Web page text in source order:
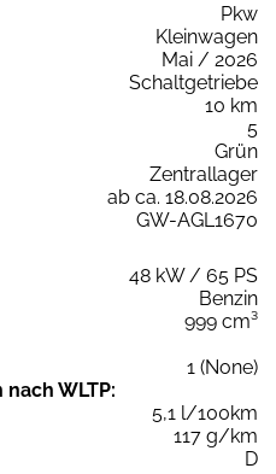
Pkw
Kleinwagen
Mai / 2026
Schaltgetriebe
10 km
5
Grün
Zentrallager
ab ca. 18.08.2026
GW-AGL1670
48 kW / 65 PS
Benzin
999 cm³
1 (None)
WLTP:
5,1 l/100km
117 g/km
D